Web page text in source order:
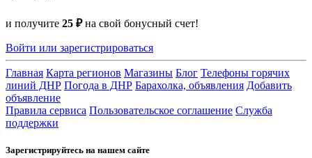
и получите 25 ₽на свой бонусный счет!
Войти или зарегистрироваться
Главная Карта регионов Магазины Блог Телефоны горячих
линий ДНР Погода в ДНР Барахолка, объявления Добавить
объявление
Правила сервиса Пользовательское соглашение Служба
поддержки
Зарегистрируйтесь на нашем сайте